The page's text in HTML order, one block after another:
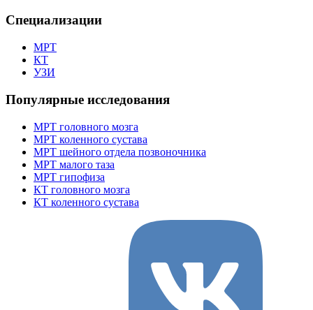
Специализации
МРТ
КТ
УЗИ
Популярные исследования
МРТ головного мозга
МРТ коленного сустава
МРТ шейного отдела позвоночника
МРТ малого таза
МРТ гипофиза
КТ головного мозга
КТ коленного сустава